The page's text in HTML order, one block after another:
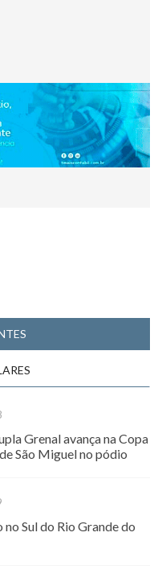
Grenal avança na Copa
São Miguel no pódio
Sul do Rio Grande do